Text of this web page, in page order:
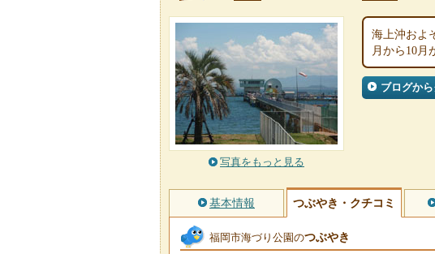
写真をもっと見る
海上沖およ
月から10月
ブログか
基本情報 つぶやき・クチコミ
福岡市海づり公園のつぶやき